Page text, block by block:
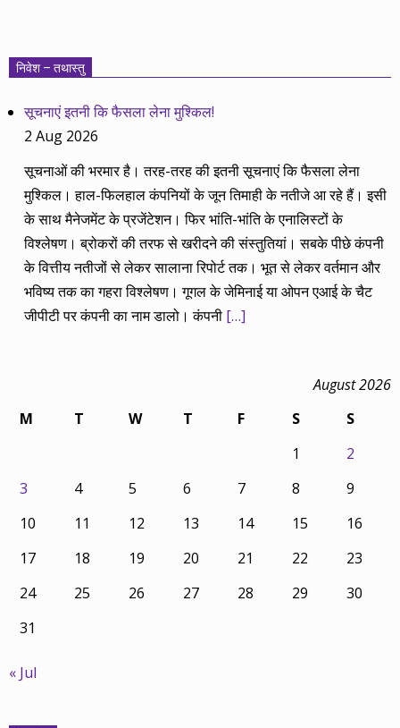
निवेश – तथास्तु
सूचनाएं इतनी कि फैसला लेना मुश्किल!
2 Aug 2026
सूचनाओं की भरमार है। तरह-तरह की इतनी सूचनाएं कि फैसला लेना
मुश्किल। हाल-फिलहाल कंपनियों के जून तिमाही के नतीजे आ रहे हैं। इसी
के साथ मैनेजमेंट के प्रजेंटेशन। फिर भांति-भांति के एनालिस्टों के
विश्लेषण। ब्रोकरों की तरफ से खरीदने की संस्तुतियां। सबके पीछे कंपनी
के वित्तीय नतीजों से लेकर सालाना रिपोर्ट तक। भूत से लेकर वर्तमान और
भविष्य तक का गहरा विश्लेषण। गूगल के जेमिनाई या ओपन एआई के चैट
जीपीटी पर कंपनी का नाम डालो। कंपनी […]
August 2026
M
T W T F S
S
1
2
3
4 5 6 7 8
9
10
11 12 13 14 15
16
17
18 19 20 21 22
23
24
25 26 27 28 29
30
31
« Jul